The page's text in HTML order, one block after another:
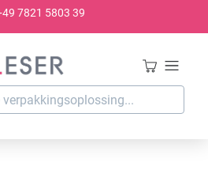
7821 5803 39